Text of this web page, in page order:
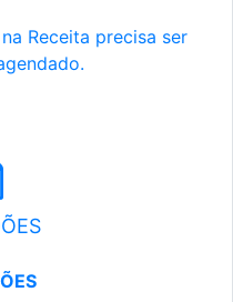
Receita precisa ser